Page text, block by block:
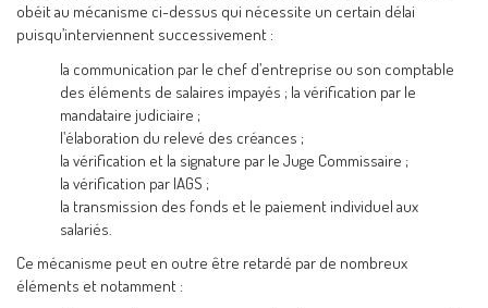
obéit au mécanisme ci-dessus qui nécessite un certain délai
puisqu’interviennent successivement :
la communication par le chef d’entreprise ou son comptable
des éléments de salaires impayés ; la vérification par le
mandataire judiciaire ;
l’élaboration du relevé des créances ;
la vérification et la signature par le Juge Commissaire ;
la vérification par lAGS ;
la transmission des fonds et le paiement individuel aux
salariés.
Ce mécanisme peut en outre être retardé par de nombreux
éléments et notamment :